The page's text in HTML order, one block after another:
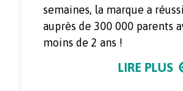
semaines, la marque a
auprès de 300 000 parents
moins de 2 ans !
LIRE PLUS